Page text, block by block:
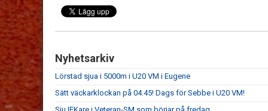
Nyhetsarkiv
Lörstad sjua i 5000m i U20 VM i Eugene
Sätt väckarklockan på 04.45! Dags för Sebbe i U20 VM!